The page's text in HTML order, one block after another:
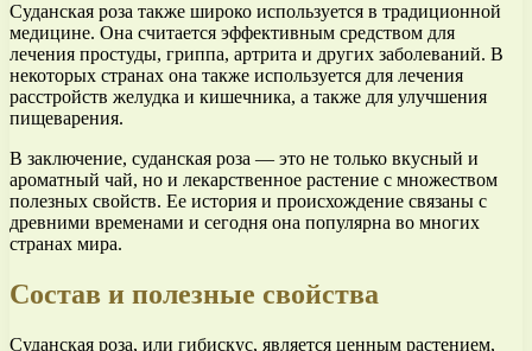
Суданская роза также широко используется в традиционной
медицине. Она считается эффективным средством для
лечения простуды, гриппа, артрита и других заболеваний. В
некоторых странах она также используется для лечения
расстройств желудка и кишечника, а также для улучшения
пищеварения.
В заключение, суданская роза — это не только вкусный и
ароматный чай, но и лекарственное растение с множеством
полезных свойств. Ее история и происхождение связаны с
древними временами и сегодня она популярна во многих
странах мира.
Состав и полезные свойства
Суданская роза, или гибискус, является ценным растением,